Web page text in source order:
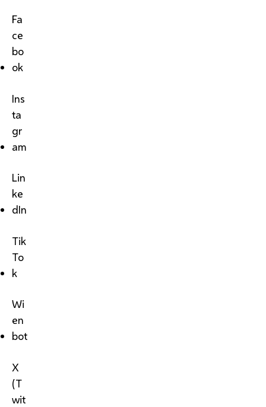
Fa
ce
bo
ok
Ins
ta
gr
am
Lin
ke
dIn
Tik
To
k
Wi
en
bot
X
(T
wit